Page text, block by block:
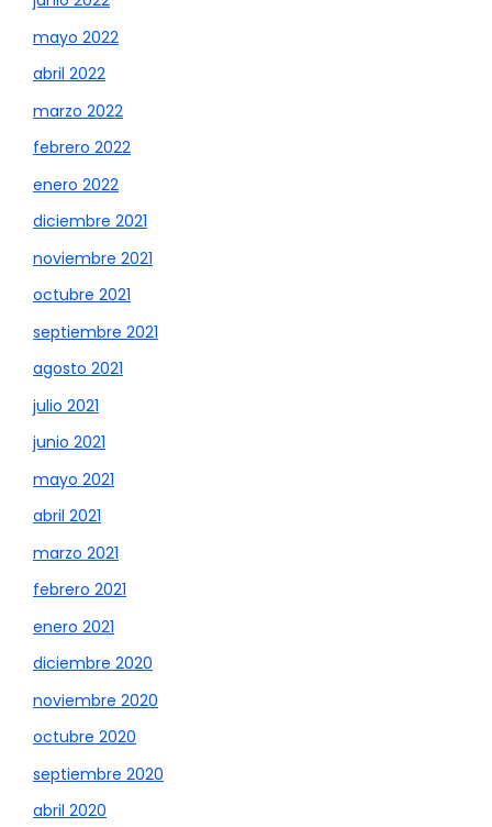
mayo 2022
abril 2022
marzo 2022
febrero 2022
enero 2022
diciembre 2021
noviembre 2021
octubre 2021
septiembre 2021
agosto 2021
julio 2021
junio 2021
mayo 2021
abril 2021
marzo 2021
febrero 2021
enero 2021
diciembre 2020
noviembre 2020
octubre 2020
septiembre 2020
abril 2020